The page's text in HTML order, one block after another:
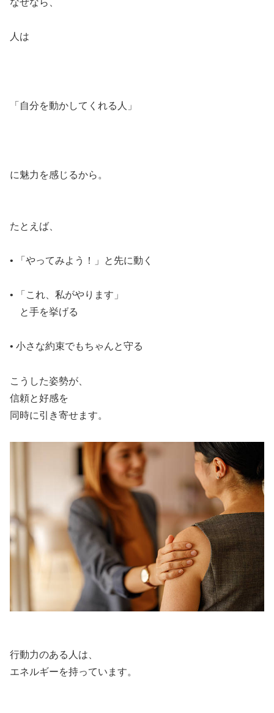
なぜなら、
人は
「自分を動かしてくれる人」
に魅力を感じるから。
たとえば、
• 「やってみよう！」と先に動く
• 「これ、私がやります」
と手を挙げる
• 小さな約束でもちゃんと守る
こうした姿勢が、
信頼と好感を
同時に引き寄せます。
行動力のある人は、
エネルギーを持っています。